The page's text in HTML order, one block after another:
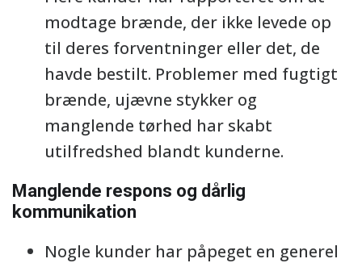
modtage brænde, der ikke levede op
til deres forventninger eller det, de
havde bestilt. Problemer med fugtigt
brænde, ujævne stykker og
manglende tørhed har skabt
utilfredshed blandt kunderne.
Manglende respons og dårlig
kommunikation
Nogle kunder har påpeget en generel